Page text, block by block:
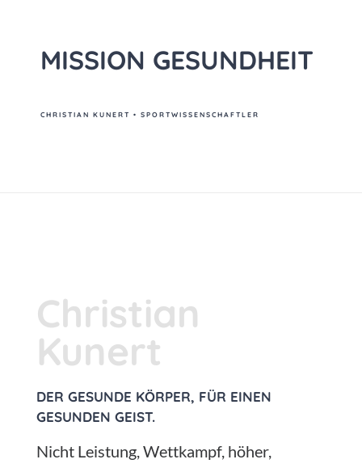
MISSION GESUNDHEIT
CHRISTIAN KUNERT • SPORTWISSENSCHAFTLER
Christian
Kunert
DER GESUNDE KÖRPER, FÜR EINEN
GESUNDEN GEIST.
Nicht Leistung, Wettkampf, höher,